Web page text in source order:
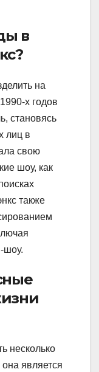
в
на
х годов
становясь
лиц в
свою
шоу, как
также
шоу.
несколько
является